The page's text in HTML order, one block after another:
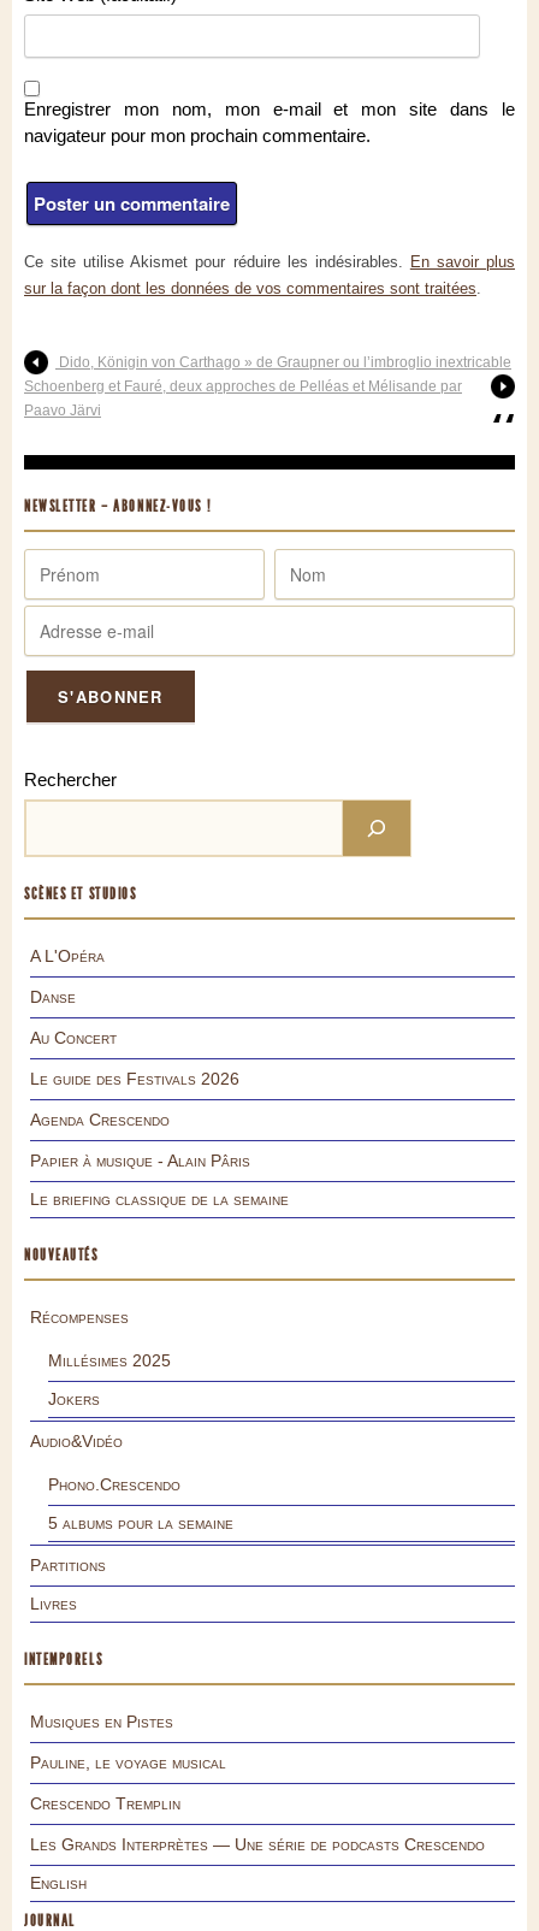
Enregistrer mon nom, mon e-mail et mon site dans le
navigateur pour mon prochain commentaire.
Ce site utilise Akismet pour réduire les indésirables. En savoir plus
sur la façon dont les données de vos commentaires sont traitées
Dido, Königin von Carthago » de Graupner ou l’imbroglio inextricable
Schoenberg et Fauré, deux approches de Pelléas et Mélisande par
Paavo Järvi
NEWSLETTER – ABONNEZ-VOUS !
Rechercher
SCÈNES ET STUDIOS
A L'Opéra
Danse
Au Concert
Le guide des Festivals 2026
Agenda Crescendo
Papier à musique - Alain Pâris
Le briefing classique de la semaine
NOUVEAUTÉS
Récompenses
Millésimes 2025
Jokers
Audio&Vidéo
Phono.Crescendo
5 albums pour la semaine
Partitions
Livres
INTEMPORELS
Musiques en Pistes
Pauline, le voyage musical
Crescendo Tremplin
Les Grands Interprètes — Une série de podcasts Crescendo
English
JOURNAL